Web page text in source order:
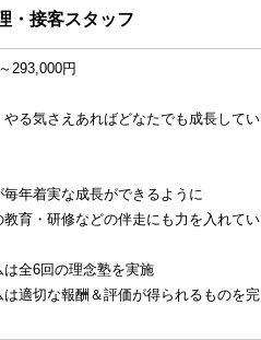
・接客スタッフ
293,000円
る気さえあればどなたでも成長してい
年着実な成長ができるように
育・研修などの伴走にも力を入れてい
全6回の理念塾を実施
適切な報酬＆評価が得られるものを完